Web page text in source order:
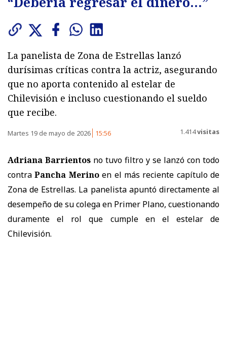
La panelista de Zona de Estrellas lanzó
durísimas críticas contra la actriz, asegurando
que no aporta contenido al estelar de
Chilevisión e incluso cuestionando el sueldo
que recibe.
Martes 19 de mayo de 2026 15:56 1.414visitas
Adriana Barrientos no tuvo filtro y se lanzó con todo
contraPancha Merinoen el más reciente capítulo de
Zona de Estrellas. La panelista apuntó directamente al
desempeño de su colega en Primer Plano, cuestionando
duramente el rol que cumple en el estelar de
Chilevisión.